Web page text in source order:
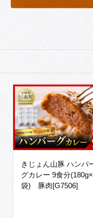
きじょん山豚 ハンバ
グカレー 9食分
袋) 豚肉[G7506]